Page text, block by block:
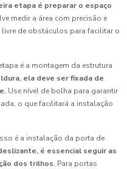
etapa é preparar o espaço
medir a área com precisão e
livre de obstáculos para facilitar o
é a montagem da estrutura
ela deve ser fixada de
Use nível de bolha para garantir
o que facilitará a instalação
é a instalação da porta de
é essencial seguir as
dos trilhos. Para portas